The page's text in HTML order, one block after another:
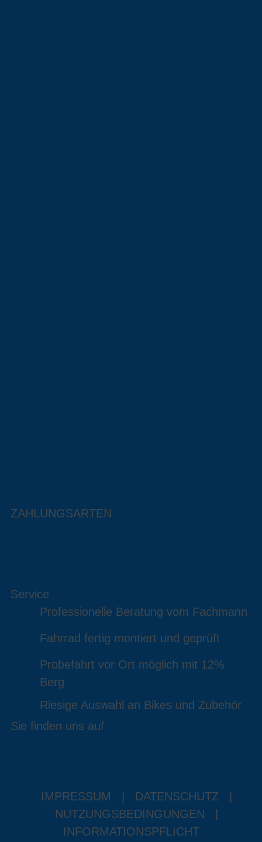
ZAHLUNGSARTEN
Service
Professionelle Beratung vom Fachmann
Fahrrad fertig montiert und geprüft
Probefahrt vor Ort möglich mit 12%
Berg
Riesige Auswahl an Bikes und Zubehör
Sie finden uns auf
IMPRESSUM DATENSCHUTZ
NUTZUNGSBEDINGUNGEN
INFORMATIONSPFLICHT